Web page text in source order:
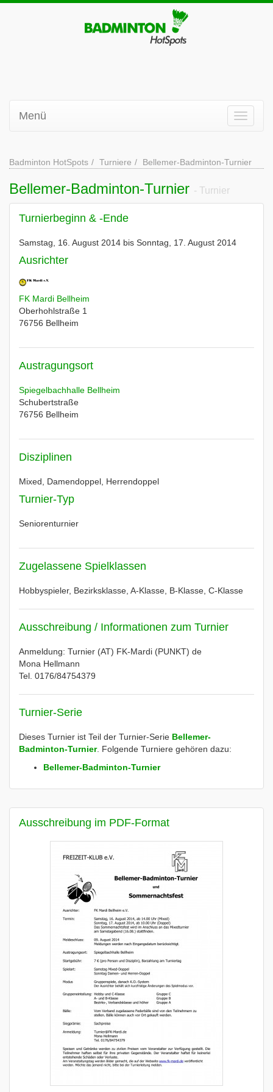
Menü
Badminton HotSpots Turniere Bellemer-Badminton-Turnier
Bellemer-Badminton-Turnier - Turnier
Turnierbeginn & -Ende
Samstag, 16. August 2014 bis Sonntag, 17. August 2014
Ausrichter
FK Mardi Bellheim
Oberhohlstraße 1
76756 Bellheim
Austragungsort
Spiegelbachhalle Bellheim
Schubertstraße
76756 Bellheim
Disziplinen
Mixed, Damendoppel, Herrendoppel
Turnier-Typ
Seniorenturnier
Zugelassene Spielklassen
Hobbyspieler, Bezirksklasse, A-Klasse, B-Klasse, C-Klasse
Ausschreibung / Informationen zum Turnier
Anmeldung: Turnier (AT) FK-Mardi (PUNKT) de
Mona Hellmann
Tel. 0176/84754379
Turnier-Serie
Dieses Turnier ist Teil der Turnier-Serie Bellemer-
Badminton-Turnier. Folgende Turniere gehören dazu:
Bellemer-Badminton-Turnier
Ausschreibung im PDF-Format